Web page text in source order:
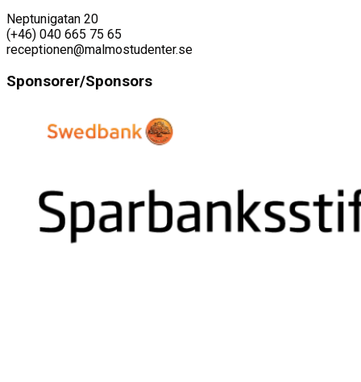
Neptunigatan 20
(+46) 040 665 75 65
receptionen@malmostudenter.se
Sponsorer/Sponsors